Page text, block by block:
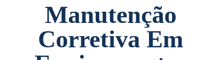
Manutenção
Corretiva Em